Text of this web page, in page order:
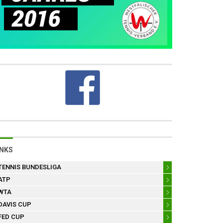
BUNDESLIGA
CUP
CUP